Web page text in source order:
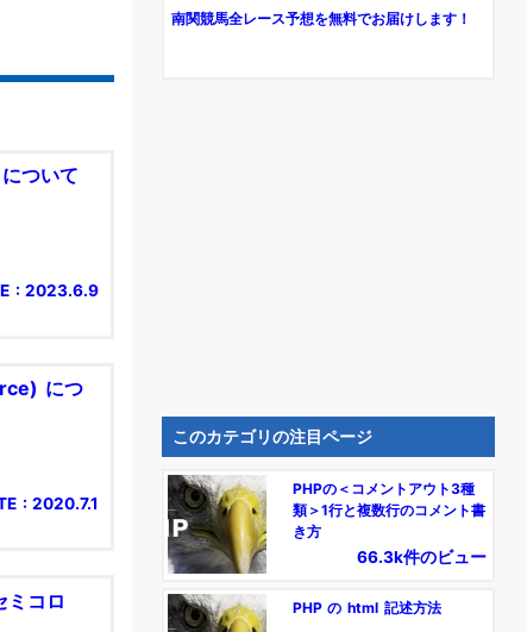
ついて
: 2023.6.9
につ
: 2020.7.1
コロ
南関競馬全レース予想を無料でお届けします！
このカテゴリの注目ページ
PHPの＜コメントアウト3種
類＞1行と複数行のコメント書
き方
66.3k件のビュー
PHP の html 記述方法